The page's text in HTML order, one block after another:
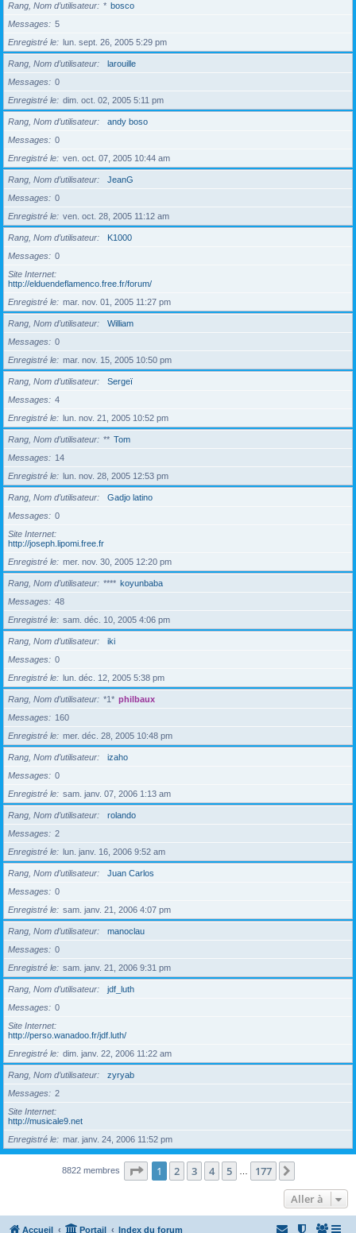
Rang, Nom d’utilisateur * bosco
Messages
5
Enregistré le
lun. sept. 26, 2005 5:29 pm
Rang, Nom d’utilisateur
larouille
Messages
0
Enregistré le
dim. oct. 02, 2005 5:11 pm
Rang, Nom d’utilisateur
andy boso
Messages
0
Enregistré le
ven. oct. 07, 2005 10:44 am
Rang, Nom d’utilisateur
JeanG
Messages
0
Enregistré le
ven. oct. 28, 2005 11:12 am
Rang, Nom d’utilisateur
K1000
Messages
0
Site Internet
http://elduendeflamenco.free.fr/forum/
Enregistré le
mar. nov. 01, 2005 11:27 pm
Rang, Nom d’utilisateur
William
Messages
0
Enregistré le
mar. nov. 15, 2005 10:50 pm
Rang, Nom d’utilisateur
Sergeï
Messages
4
Enregistré le
lun. nov. 21, 2005 10:52 pm
Rang, Nom d’utilisateur ** Tom
Messages
14
Enregistré le
lun. nov. 28, 2005 12:53 pm
Rang, Nom d’utilisateur
Gadjo latino
Messages
0
Site Internet
http://joseph.lipomi.free.fr
Enregistré le
mer. nov. 30, 2005 12:20 pm
Rang, Nom d’utilisateur **** koyunbaba
Messages
48
Enregistré le
sam. déc. 10, 2005 4:06 pm
Rang, Nom d’utilisateur
iki
Messages
0
Enregistré le
lun. déc. 12, 2005 5:38 pm
Rang, Nom d’utilisateur *1* philbaux
Messages
160
Enregistré le
mer. déc. 28, 2005 10:48 pm
Rang, Nom d’utilisateur
izaho
Messages
0
Enregistré le
sam. janv. 07, 2006 1:13 am
Rang, Nom d’utilisateur
rolando
Messages
2
Enregistré le
lun. janv. 16, 2006 9:52 am
Rang, Nom d’utilisateur
Juan Carlos
Messages
0
Enregistré le
sam. janv. 21, 2006 4:07 pm
Rang, Nom d’utilisateur
manoclau
Messages
0
Enregistré le
sam. janv. 21, 2006 9:31 pm
Rang, Nom d’utilisateur
jdf_luth
Messages
0
Site Internet
http://perso.wanadoo.fr/jdf.luth/
Enregistré le
dim. janv. 22, 2006 11:22 am
Rang, Nom d’utilisateur
zyryab
Messages
2
Site Internet
http://musicale9.net
Enregistré le
mar. janv. 24, 2006 11:52 pm
8822 membres Page 1sur177
1 2 3 4 5 177
Aller à
Accueil Portail Index du forum